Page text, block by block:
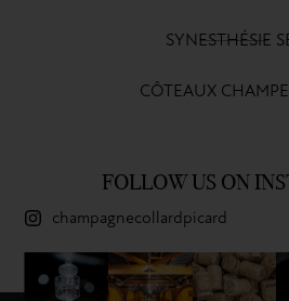
SYNESTHÉSIE
CÔTEAUX
FOLLOW US ON
champagnecollardpicard